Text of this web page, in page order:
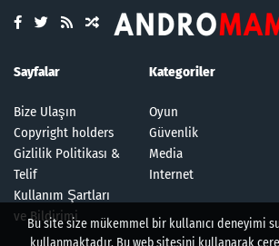
Sayfalar
Bize Ulaşın
Copyright holders
Gizlilik Politikası &
Telif
Kullanım Şartları
ve Bildirimi
Kategoriler
Oyun
Güvenlik
Media
Internet
Bu site size mükemmel bir kullanıcı deneyimi
kullanmaktadır. Bu web sitesini kullanarak